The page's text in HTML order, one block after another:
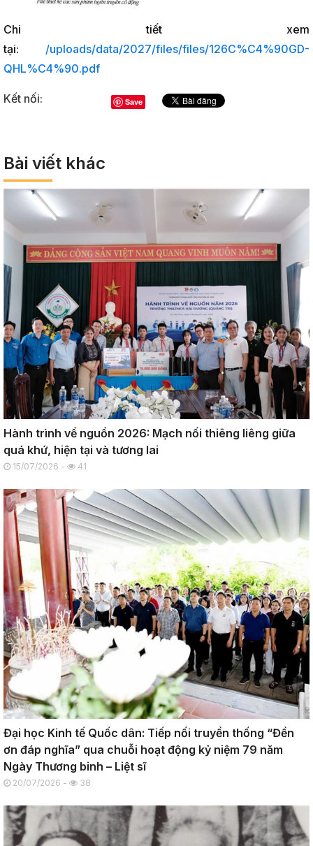
Chi tiết xem
tại: /uploads/data/2027/files/files/126C%C4%90GD-
QHL%C4%90.pdf
Kết nối: Save
Bài viết khác
Hành trình về nguồn 2026: Mạch nối thiêng liêng giữa
quá khứ, hiện tại và tương lai
15/07/2026 - 41
Đại học Kinh tế Quốc dân: Tiếp nối truyền thống “Đền
ơn đáp nghĩa” qua chuỗi hoạt động kỷ niệm 79 năm
Ngày Thương binh – Liệt sĩ
20/07/2026 - 38